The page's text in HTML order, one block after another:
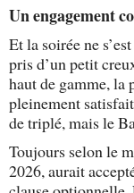
Un engagement
Et la soirée ne
pris d’un petit
haut de gamme, la
pleinement
de triplé, mais le
Toujours selon le
2026, aurait